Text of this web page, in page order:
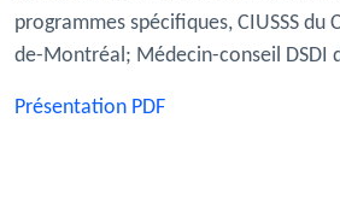
programmes spécifiques, CIUSSS du
de-Montréal; Médecin-conseil DSDI
Présentation PDF